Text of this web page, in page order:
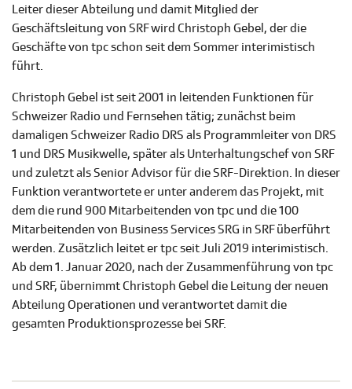
Leiter dieser Abteilung und damit Mitglied der
Geschäftsleitung von SRF wird Christoph Gebel, der die
Geschäfte von tpc schon seit dem Sommer interimistisch
führt.
Christoph Gebel ist seit 2001 in leitenden Funktionen für
Schweizer Radio und Fernsehen tätig; zunächst beim
damaligen Schweizer Radio DRS als Programmleiter von DRS
1 und DRS Musikwelle, später als Unterhaltungschef von SRF
und zuletzt als Senior Advisor für die SRF-Direktion. In dieser
Funktion verantwortete er unter anderem das Projekt, mit
dem die rund 900 Mitarbeitenden von tpc und die 100
Mitarbeitenden von Business Services SRG in SRF überführt
werden. Zusätzlich leitet er tpc seit Juli 2019 interimistisch.
Ab dem 1. Januar 2020, nach der Zusammenführung von tpc
und SRF, übernimmt Christoph Gebel die Leitung der neuen
Abteilung Operationen und verantwortet damit die
gesamten Produktionsprozesse bei SRF.